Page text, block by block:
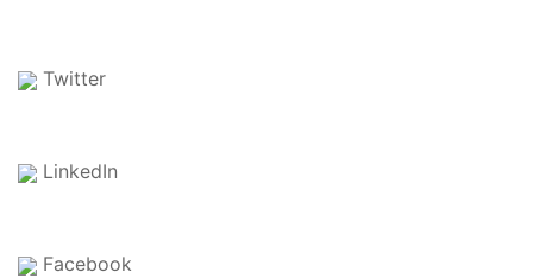
Twitter
LinkedIn
Facebook